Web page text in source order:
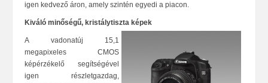
igen kedvező áron, amely szintén egyedi a piacon.
Kiváló minőségű, kristálytiszta képek
A vadonatúj 15,1
megapixeles CMOS
képérzékelő segítségével
igen részletgazdag,